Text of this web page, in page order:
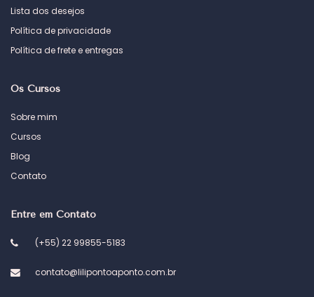
Lista dos desejos
Política de privacidade
Política de frete e entregas
Os Cursos
Sobre mim
Cursos
Blog
Contato
Entre em Contato
(+55) 22 99855-5183
contato@lilipontoaponto.com.br